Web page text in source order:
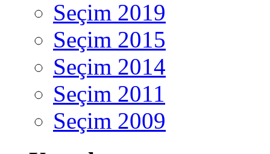
Seçim 2019
Seçim 2015
Seçim 2014
Seçim 2011
Seçim 2009